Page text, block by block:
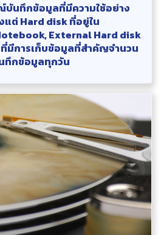
นทึกข้อมูลที่มีความใช้อย่าง
ต่ Hard disk ที่อยู่ใน
External Hard disk
ที่มีการเก็บข้อมูลที่สำคัญจำนวน
ทึกข้อมูลทุกวัน